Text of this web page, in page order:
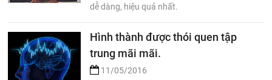
dễ dàng, hiệu quả nhất.
Hình thành được thói quen tập
trung mãi mãi.
11/05/2016